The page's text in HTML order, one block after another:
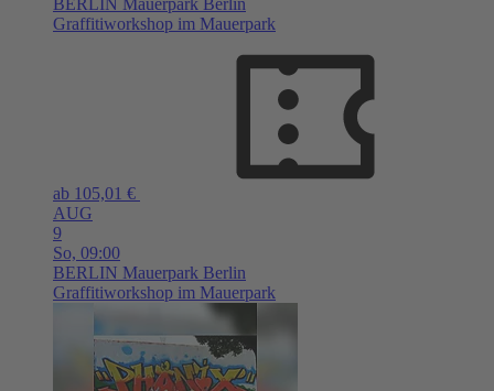
Graffitiworkshop im Mauerpark
ab 105,01 €
AUG
9
So, 09:00
BERLIN Mauerpark Berlin
Graffitiworkshop im Mauerpark